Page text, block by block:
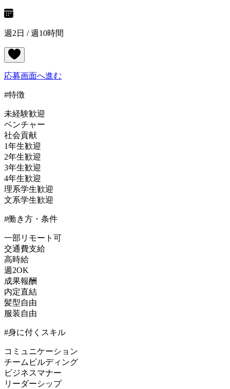
週2日 / 週10時間
応募画面へ進む
#特徴
未経験歓迎
ベンチャー
社会貢献
1年生歓迎
2年生歓迎
3年生歓迎
4年生歓迎
理系学生歓迎
文系学生歓迎
#働き方・条件
一部リモート可
交通費支給
高時給
週2OK
成果報酬
内定直結
髪型自由
服装自由
#身に付くスキル
コミュニケーション
チームビルディング
ビジネスマナー
リーダーシップ